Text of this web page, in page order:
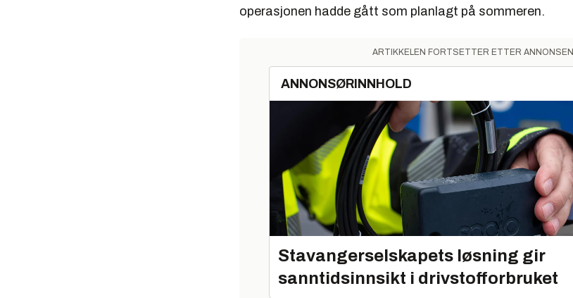
operasjonen hadde gått som planlagt på sommeren.
ARTIKKELEN FORTSETTER ETTER ANNONSEN
ANNONSØRINNHOLD
Stavangerselskapets løsning gir
sanntidsinnsikt i drivstofforbruket